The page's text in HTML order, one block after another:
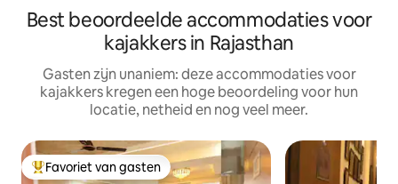
Best beoordeelde accommodaties voor
kajakkers in Rajasthan
Gasten zijn unaniem: deze accommodaties voor
kajakkers kregen een hoge beoordeling voor hun
locatie, netheid en nog veel meer.
Topfavoriet van gasten
Favoriet van gasten